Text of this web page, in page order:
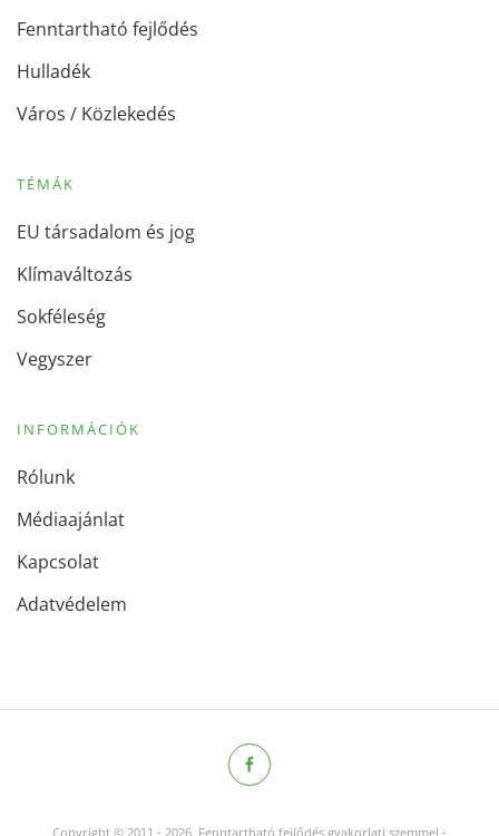
Fenntartható fejlődés
Hulladék
Város / Közlekedés
TÉMÁK
EU társadalom és jog
Klímaváltozás
Sokféleség
Vegyszer
INFORMÁCIÓK
Rólunk
Médiaajánlat
Kapcsolat
Adatvédelem
Copyright © 2011 - 2026. Fenntartható fejlődés gyakorlati szemmel -